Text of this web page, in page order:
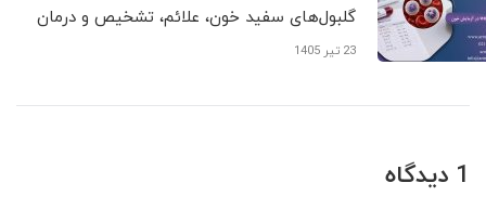
گلبول‌های سفید خون، علائم، تشخیص و درمان
23 تیر 1405
1 دیدگاه